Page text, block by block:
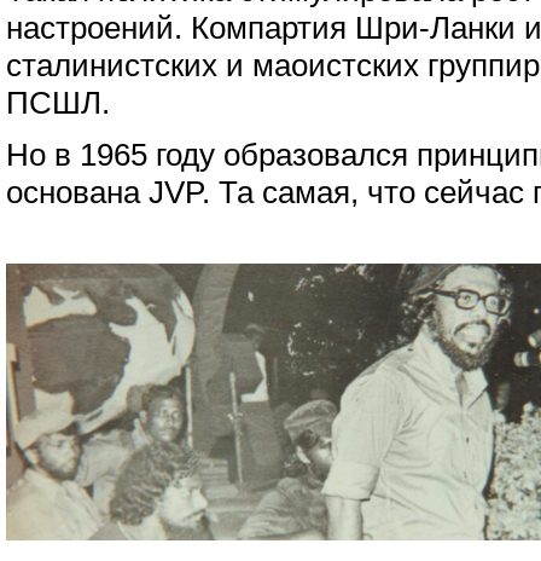
настроений. Компартия Шри-Ланки и
сталинистских и маоистских
ПСШЛ.
Но в 1965 году образовался
основана JVP. Та самая, что сейчас